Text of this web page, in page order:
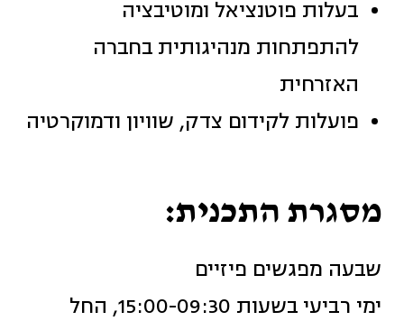
בעלות פוטנציאל ומוטיבציה
להתפתחות מנהיגותית בחברה
האזרחית
פועלות לקידום צדק, שוויון ודמוקרטיה
מסגרת התכנית:
שבעה מפגשים פיזיים
ימי רביעי בשעות 15:00-09:30, החל